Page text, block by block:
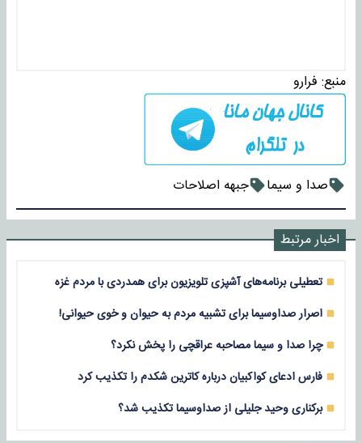
منبع: فرارو
صدا و سیما جبهه اصلاحات
اخبار مرتبط
تعطیلی برنامه‌های آشپزی تلویزیون برای همدردی با مردم غزه
اصرار صداوسیما برای تشبیه مردم به حیوان و خوی حیوانی!
چرا صدا و سیما مصاحبه عراقچی را پخش نکرد؟
فارس ادعای کواکبیان درباره کاترین شکدم را تکذیب کرد
برکناری وحید جلیلی از صداوسیما تکذیب شد؟